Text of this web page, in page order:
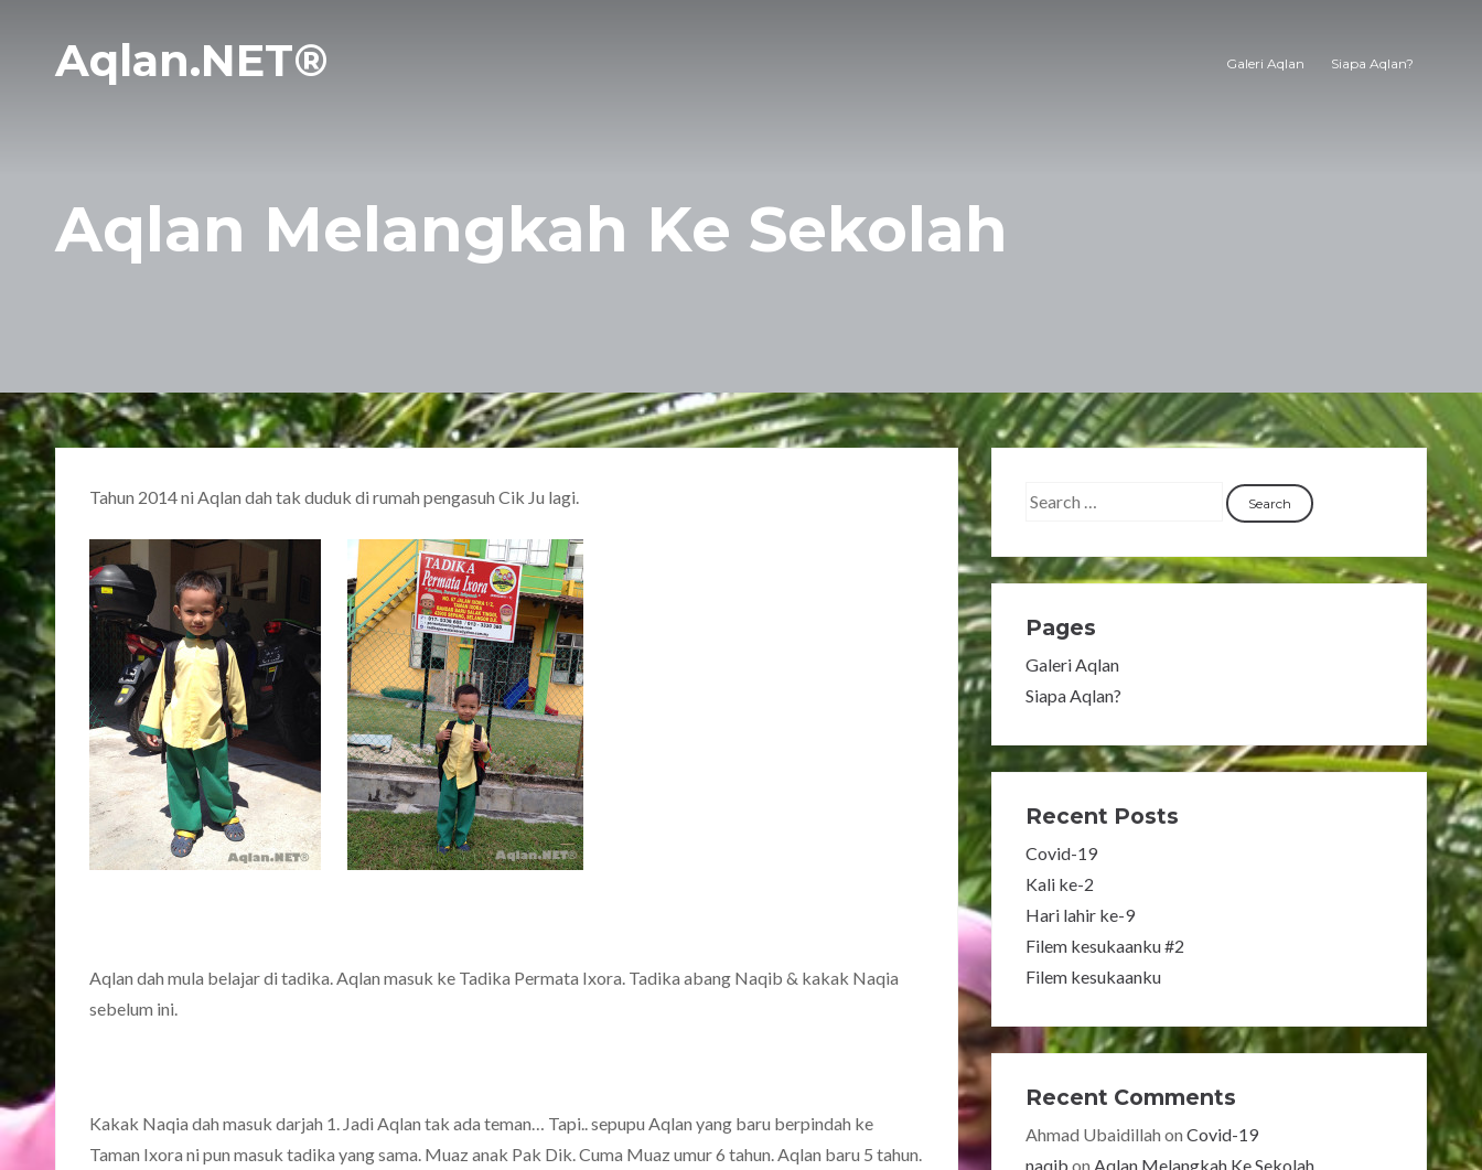
Aqlan.NET® Galeri Aqlan Siapa Aqlan?
Aqlan Melangkah Ke Sekolah
Tahun 2014 ni Aqlan dah tak duduk di rumah pengasuh Cik Ju lagi.
Aqlan dah mula belajar di tadika. Aqlan masuk ke Tadika Permata Ixora. Tadika abang Naqib & kakak Naqia
sebelum ini.
Kakak Naqia dah masuk darjah 1. Jadi Aqlan tak ada teman… Tapi.. sepupu Aqlan yang baru berpindah ke
Taman Ixora ni pun masuk tadika yang sama. Muaz anak Pak Dik. Cuma Muaz umur 6 tahun. Aqlan baru 5 tahun.
Pages
Galeri Aqlan
Siapa Aqlan?
Recent Posts
Covid-19
Kali ke-2
Hari lahir ke-9
Filem kesukaanku #2
Filem kesukaanku
Recent Comments
Ahmad Ubaidillah onCovid-19
naqib onAqlan Melangkah Ke Sekolah